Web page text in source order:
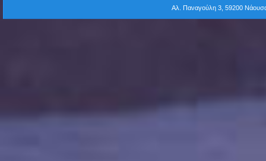
Αλ. Παναγούλη 3, 59200